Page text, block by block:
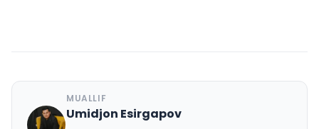
U
MUALLIF
Umidjon Esirgapov